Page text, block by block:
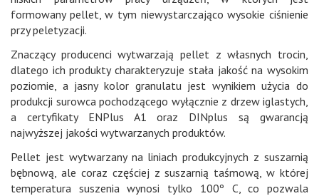
formowany pellet, w tym niewystarczająco wysokie ciśnienie
przy peletyzacji.
Znaczący producenci wytwarzają pellet z własnych trocin,
dlatego ich produkty charakteryzuje stała jakość na wysokim
poziomie, a jasny kolor granulatu jest wynikiem użycia do
produkcji surowca pochodzącego wyłącznie z drzew iglastych,
a certyfikaty ENPlus A1 oraz DINplus są gwarancją
najwyższej jakości wytwarzanych produktów.
Pellet jest wytwarzany na liniach produkcyjnych z suszarnią
bębnową, ale coraz częściej z suszarnią taśmową, w której
temperatura suszenia wynosi tylko 100º C, co pozwala